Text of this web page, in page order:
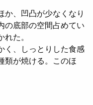
、凹凸が少なくなり
の底部の空間占めてい
た。
く、しっとりした食感
類が焼ける。このほ